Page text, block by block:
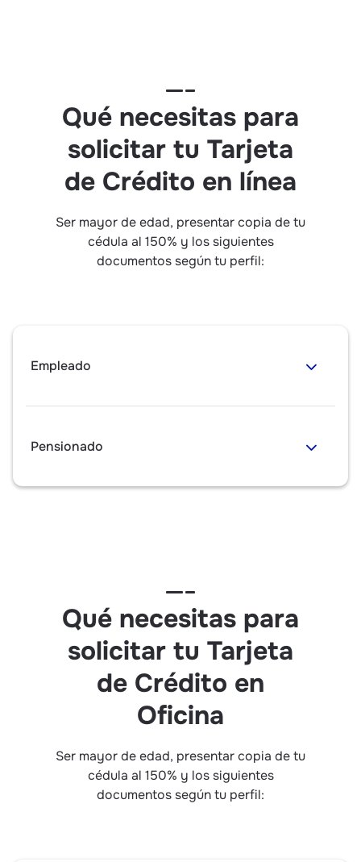
Qué necesitas para
solicitar tu Tarjeta
de Crédito en línea
Ser mayor de edad, presentar copia de tu
cédula al 150% y los siguientes
documentos según tu perfil:
Empleado
Pensionado
Qué necesitas para
solicitar tu Tarjeta
de Crédito en
Oficina
Ser mayor de edad, presentar copia de tu
cédula al 150% y los siguientes
documentos según tu perfil: